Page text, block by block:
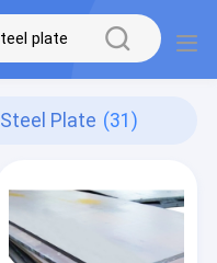
Plate (31)